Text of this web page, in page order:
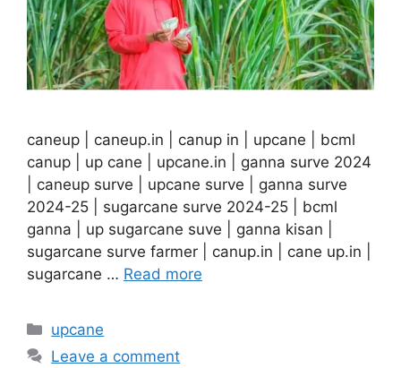
caneup | caneup.in | canup in | upcane | bcml
canup | up cane | upcane.in | ganna surve 2024
| caneup surve | upcane surve | ganna surve
2024-25 | sugarcane surve 2024-25 | bcml
ganna | up sugarcane suve | ganna kisan |
sugarcane surve farmer | canup.in | cane up.in |
sugarcane … Read more
Categories
upcane
Leave a comment